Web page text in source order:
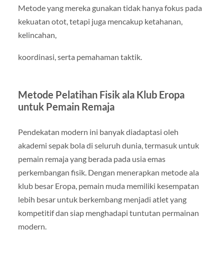
Metode yang mereka gunakan tidak hanya fokus pada
kekuatan otot, tetapi juga mencakup ketahanan,
kelincahan,
koordinasi, serta pemahaman taktik.
Metode Pelatihan Fisik ala Klub Eropa
untuk Pemain Remaja
Pendekatan modern ini banyak diadaptasi oleh
akademi sepak bola di seluruh dunia, termasuk untuk
pemain remaja yang berada pada usia emas
perkembangan fisik. Dengan menerapkan metode ala
klub besar Eropa, pemain muda memiliki kesempatan
lebih besar untuk berkembang menjadi atlet yang
kompetitif dan siap menghadapi tuntutan permainan
modern.